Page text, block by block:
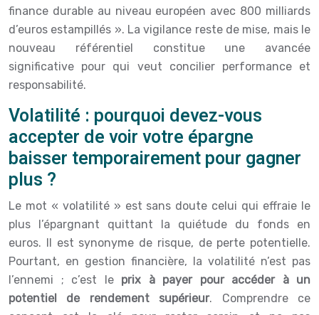
finance durable au niveau européen avec 800 milliards
d’euros estampillés ». La vigilance reste de mise, mais le
nouveau référentiel constitue une avancée
significative pour qui veut concilier performance et
responsabilité.
Volatilité : pourquoi devez-vous
accepter de voir votre épargne
baisser temporairement pour gagner
plus ?
Le mot « volatilité » est sans doute celui qui effraie le
plus l’épargnant quittant la quiétude du fonds en
euros. Il est synonyme de risque, de perte potentielle.
Pourtant, en gestion financière, la volatilité n’est pas
l’ennemi ; c’est le prix à payer pour accéder à un
potentiel de rendement supérieur. Comprendre ce